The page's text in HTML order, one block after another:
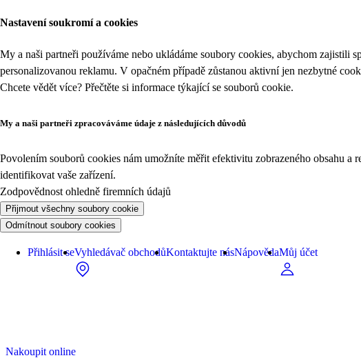
Nastavení soukromí a cookies
My a naši partneři používáme nebo ukládáme soubory cookies, abychom zajistili
personalizovanou reklamu. V opačném případě zůstanou aktivní jen nezbytné
Chcete vědět více? Přečtěte si informace týkající se souborů cookie.
My a naši partneři zpracováváme údaje z následujících důvodů
Povolením souborů cookies nám umožníte měřit efektivitu zobrazeného obsahu
identifikovat vaše zařízení.
Zodpovědnost ohledně firemních údajů
Přijmout všechny soubory cookie
Odmítnout soubory cookies
Přihlásit seVyhledávač obchodůKontaktujte násNápovědaMůj účet
Nakoupit online